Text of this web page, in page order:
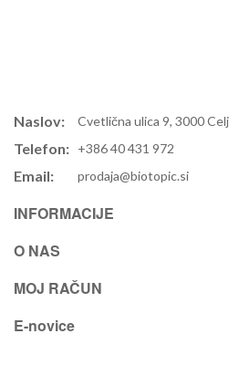
Naslov: Cvetlična ulica 9, 3000
Telefon: +386 40 431 972
Email: prodaja@biotopic.si
INFORMACIJE
O NAS
MOJ RAČUN
E-novice